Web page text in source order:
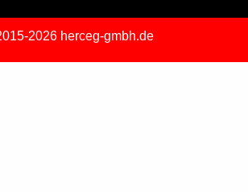
2026 herceg-gmbh.de